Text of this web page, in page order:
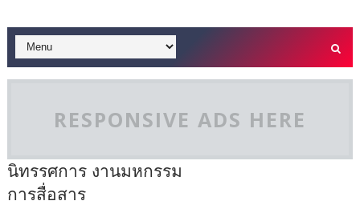
RESPONSIVE ADS HERE
นิทรรศการ งานมหกรรม
การสื่อสาร